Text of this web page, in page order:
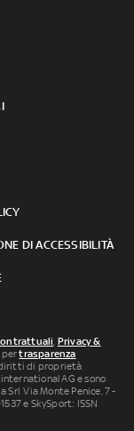
DI ACCESSIBILITÀ
, Privacy &
pertrasparenza
diritti di proprietà
AG e sono
Srl Via Monte Penice, 7 -
e SkySport: ISSN